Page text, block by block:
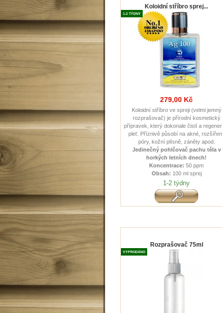
Koloidní stříbro sprej...
1-2 TÝDNY
279,00 Kč
Koloidní stříbro ve spreji (velmi jemný
rozprašovač) je přírodní kosmetický
přípravek, který dokonale čistí a
pleť. Příznivě působí na akné,
póry, kožní plísně, záněty apod.
Jedinečný pohlčovač pachu těla v
horkých letních dnech !
Koncentrace: 50 ppm
Obsah: 100 ml sprej
1-2 týdny
Rozprašovač 75ml
VYPRODÁNO